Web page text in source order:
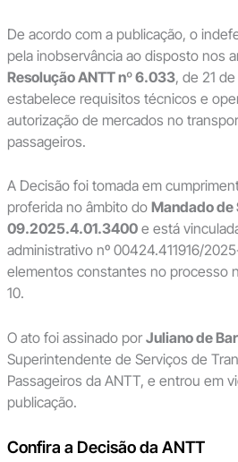
De acordo com a publicação, o
pela inobservância ao disposto nos
Resolução ANTT nº 6.033, de 21
estabelece requisitos técnicos e
autorização de mercados no
passageiros.
A Decisão foi tomada em
proferida no âmbito do Mandado de
09.2025.4.01.3400e está
administrativo nº 00424.411916/
elementos constantes no processo
10.
O ato foi assinado por Juliano de
Superintendente de Serviços de
Passageiros da ANTT, e entrou em
publicação.
Confira a Decisão da ANTT